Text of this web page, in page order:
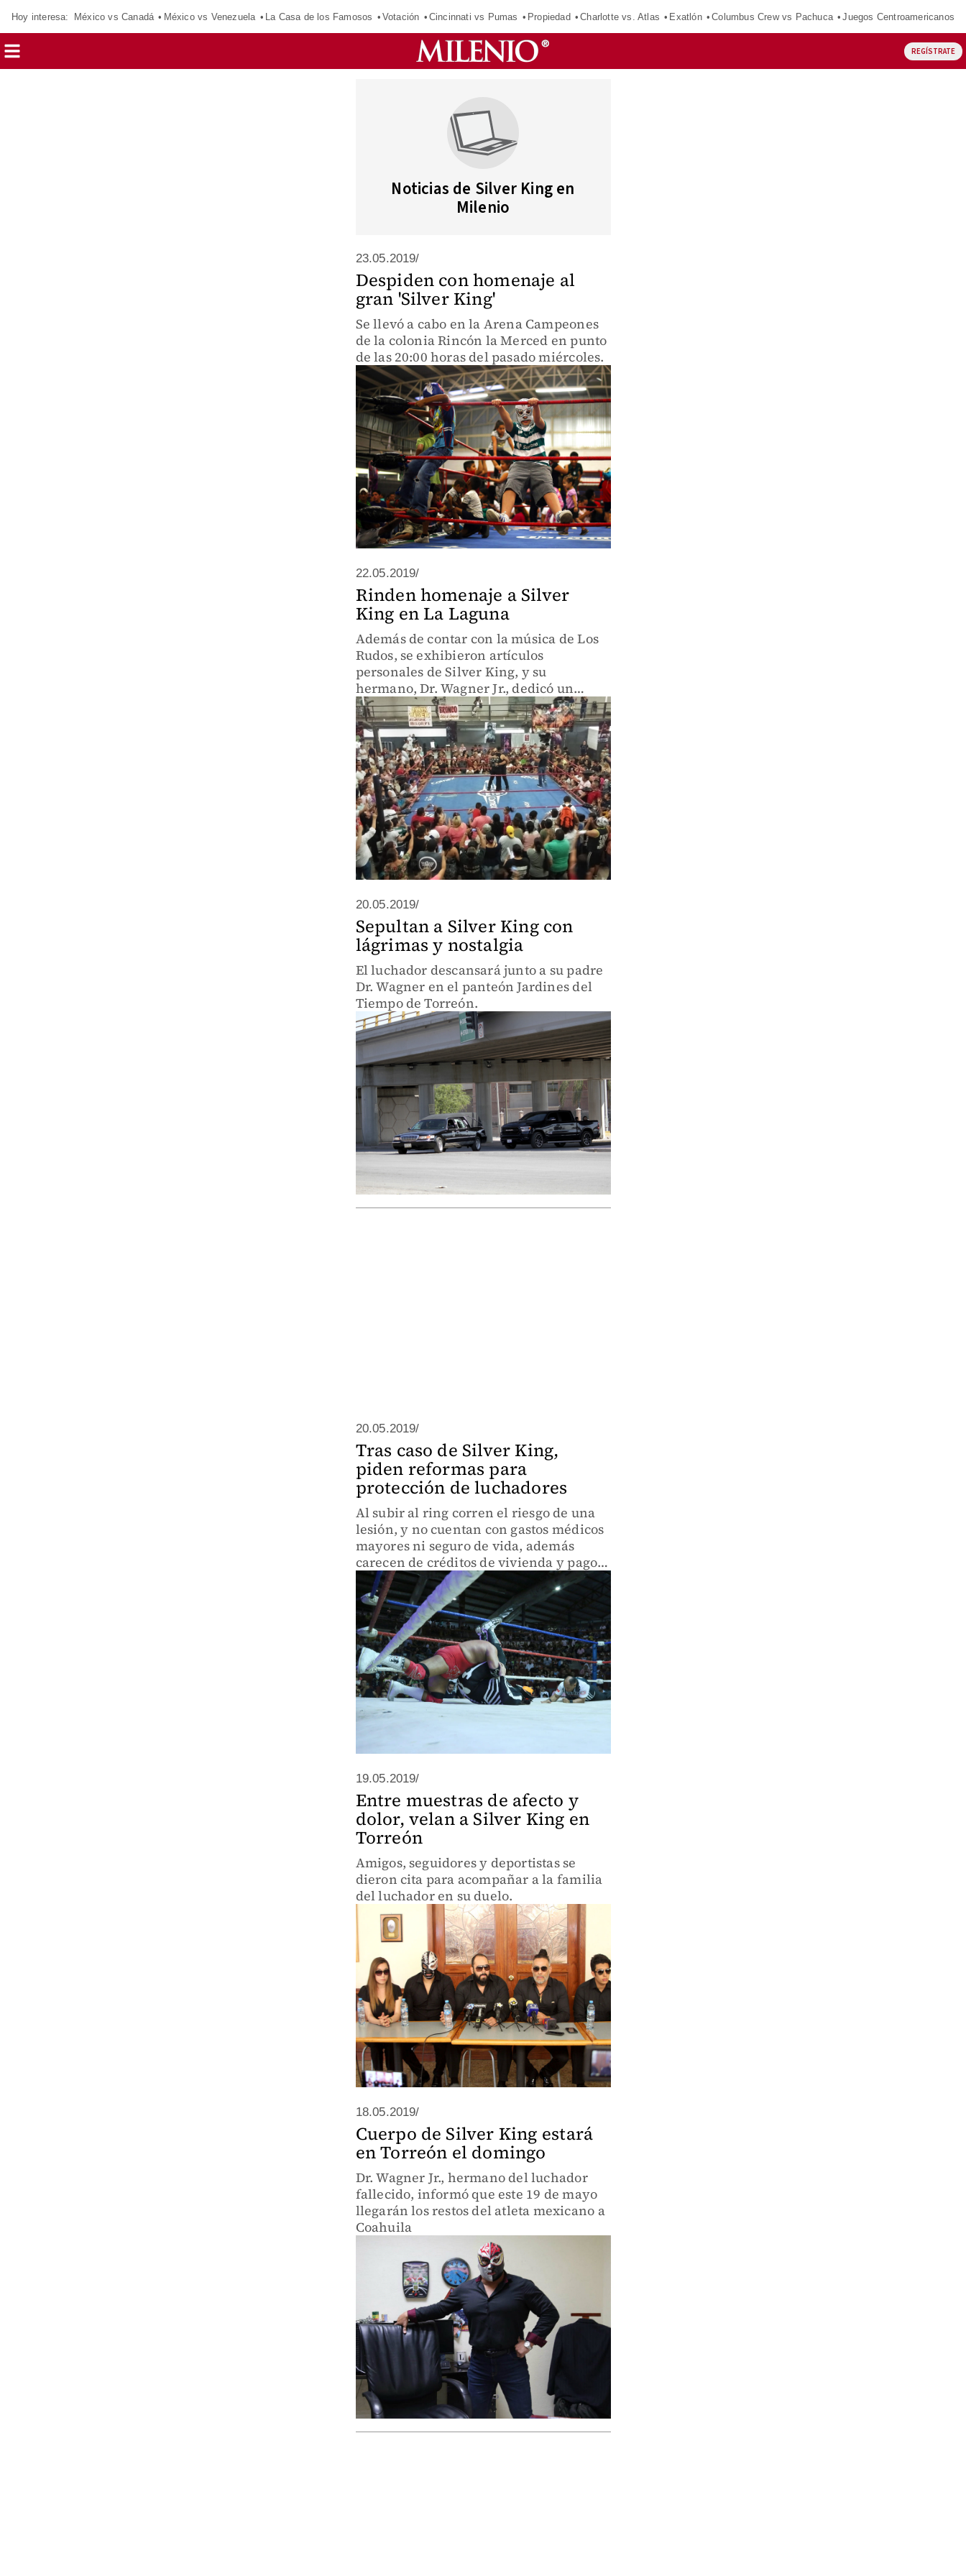
Hoy interesa: México vs Canadá México vs Venezuela La Casa de los Famosos Votación Cincinnati vs Pumas Propiedad Charlotte vs. Atlas Exatlón Columbus Crew vs Pachuca Juegos Centroamericanos
REGÍSTRATE
Noticias de Silver King en
Milenio
23.05.2019/
Despiden con homenaje al
gran 'Silver King'
Se llevó a cabo en la Arena Campeones
de la colonia Rincón la Merced en punto
de las 20:00 horas del pasado miércoles.
22.05.2019/
Rinden homenaje a Silver
King en La Laguna
Además de contar con la música de Los
Rudos, se exhibieron artículos
personales de Silver King, y su
hermano, Dr. Wagner Jr., dedicó un
emotivo discurso.
20.05.2019/
Sepultan a Silver King con
lágrimas y nostalgia
El luchador descansará junto a su padre
Dr. Wagner en el panteón Jardines del
Tiempo de Torreón.
20.05.2019/
Tras caso de Silver King,
piden reformas para
protección de luchadores
Al subir al ring corren el riesgo de una
lesión, y no cuentan con gastos médicos
mayores ni seguro de vida, además
carecen de créditos de vivienda y pagos
por incapacidad.
19.05.2019/
Entre muestras de afecto y
dolor, velan a Silver King en
Torreón
Amigos, seguidores y deportistas se
dieron cita para acompañar a la familia
del luchador en su duelo.
18.05.2019/
Cuerpo de Silver King estará
en Torreón el domingo
Dr. Wagner Jr., hermano del luchador
fallecido, informó que este 19 de mayo
llegarán los restos del atleta mexicano a
Coahuila